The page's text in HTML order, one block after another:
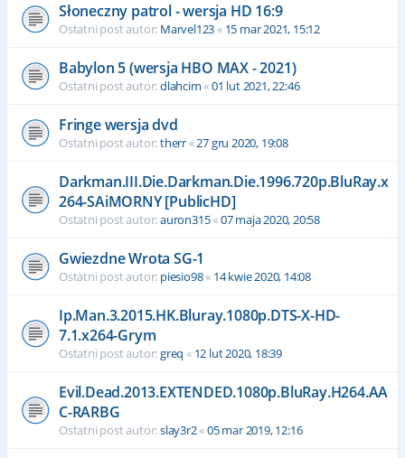
Słoneczny patrol - wersja HD 16:9
Ostatni post autor: Marvel123« 15 mar 2021, 15:12
Babylon 5 (wersja HBO MAX - 2021)
Ostatni post autor:dlahcim«01 lut 2021, 22:46
Fringe wersja dvd
Ostatni post autor:therr«27 gru 2020, 19:08
Darkman.III.Die.Darkman.Die.1996.720p.BluRay.x
264-SAiMORNY [PublicHD]
Ostatni post autor:auron315«07 maja 2020, 20:58
Gwiezdne Wrota SG-1
Ostatni post autor: piesio98« 14 kwie 2020, 14:08
Ip.Man.3.2015.HK.Bluray.1080p.DTS-X-HD-
7.1.x264-Grym
Ostatni post autor:greq « 12 lut 2020, 18:39
Evil.Dead.2013.EXTENDED.1080p.BluRay.H264.AA
C-RARBG
Ostatni post autor:slay3r2«05 mar 2019, 12:16